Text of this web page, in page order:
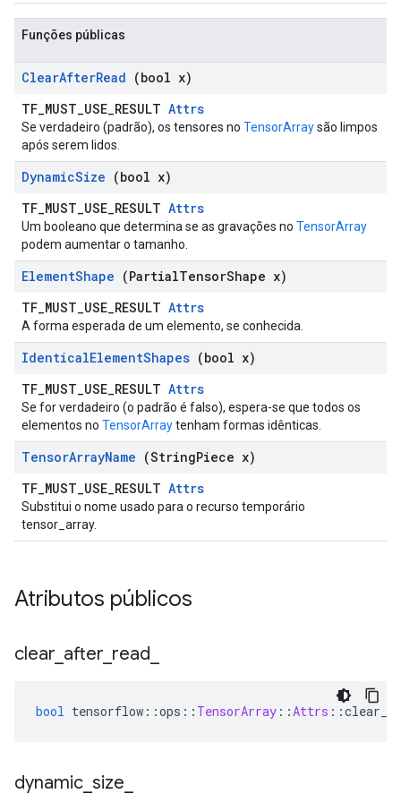
Funções públicas
ClearAfterRead (bool x)
TF_MUST_USE_RESULT Attrs
Se verdadeiro (padrão), os tensores no TensorArraysão limpos
após serem lidos.
DynamicSize (bool x)
TF_MUST_USE_RESULT Attrs
Um booleano que determina se as gravações no TensorArray
podem aumentar o tamanho.
ElementShape (PartialTensorShape x)
TF_MUST_USE_RESULT Attrs
A forma esperada de um elemento, se conhecida.
IdenticalElementShapes (bool x)
TF_MUST_USE_RESULT Attrs
Se for verdadeiro (o padrão é falso), espera-se que todos os
elementos no TensorArraytenham formas idênticas.
TensorArrayName (StringPiece x)
TF_MUST_USE_RESULT Attrs
Substitui o nome usado para o recurso temporário
tensor_array.
Atributos públicos
clear after read
bool tensorflow ::ops :: TensorArray ::Attrs ::
dynamic size